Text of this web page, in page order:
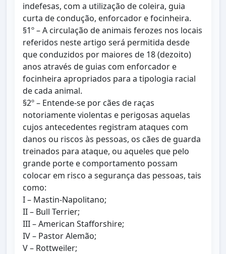
indefesas, com a utilização de coleira, guia
curta de condução, enforcador e focinheira.
§1º – A circulação de animais ferozes nos locais
referidos neste artigo será permitida desde
que conduzidos por maiores de 18 (dezoito)
anos através de guias com enforcador e
focinheira apropriados para a tipologia racial
de cada animal.
§2º – Entende-se por cães de raças
notoriamente violentas e perigosas aquelas
cujos antecedentes registram ataques com
danos ou riscos às pessoas, os cães de guarda
treinados para ataque, ou aqueles que pelo
grande porte e comportamento possam
colocar em risco a segurança das pessoas, tais
como:
I – Mastin-Napolitano;
II – Bull Terrier;
III – American Stafforshire;
IV – Pastor Alemão;
V – Rottweiler;